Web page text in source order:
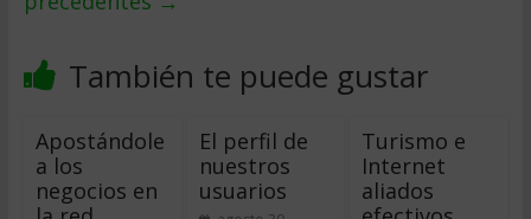
También te puede gustar
Apostándole
a los
negocios en
El perfil de
nuestros
usuarios
Turismo e
Internet
aliados